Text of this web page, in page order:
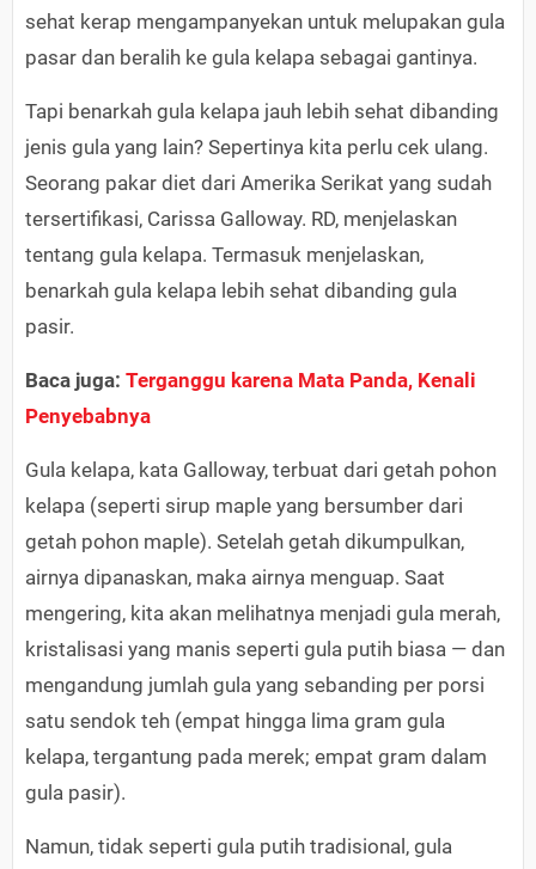
sehat kerap mengampanyekan untuk melupakan gula
pasar dan beralih ke gula kelapa sebagai gantinya.
Tapi benarkah gula kelapa jauh lebih sehat dibanding
jenis gula yang lain? Sepertinya kita perlu cek ulang.
Seorang pakar diet dari Amerika Serikat yang sudah
tersertifikasi, Carissa Galloway. RD, menjelaskan
tentang gula kelapa. Termasuk menjelaskan,
benarkah gula kelapa lebih sehat dibanding gula
pasir.
Baca juga: Terganggu karena Mata Panda, Kenali
Penyebabnya
Gula kelapa, kata Galloway, terbuat dari getah pohon
kelapa (seperti sirup maple yang bersumber dari
getah pohon maple). Setelah getah dikumpulkan,
airnya dipanaskan, maka airnya menguap. Saat
mengering, kita akan melihatnya menjadi gula merah,
kristalisasi yang manis seperti gula putih biasa — dan
mengandung jumlah gula yang sebanding per porsi
satu sendok teh (empat hingga lima gram gula
kelapa, tergantung pada merek; empat gram dalam
gula pasir).
Namun, tidak seperti gula putih tradisional, gula